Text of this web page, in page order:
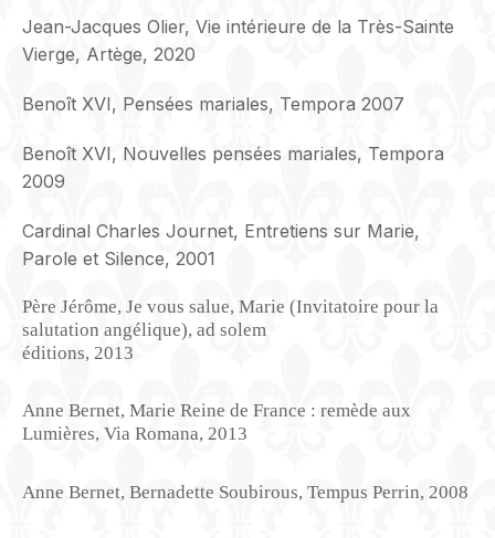
Jean-Jacques Olier, Vie intérieure de la Très-Sainte
Vierge, Artège, 2020
Benoît XVI, Pensées mariales, Tempora 2007
Benoît XVI, Nouvelles pensées mariales, Tempora
2009
Cardinal Charles Journet, Entretiens sur Marie,
Parole et Silence, 2001
Père Jérôme, Je vous salue, Marie (Invitatoire pour la
salutation angélique), ad solem
éditions, 2013
Anne Bernet, Marie Reine de France : remède aux
Lumières, Via Romana, 2013
Anne Bernet, Bernadette Soubirous, Tempus Perrin, 2008